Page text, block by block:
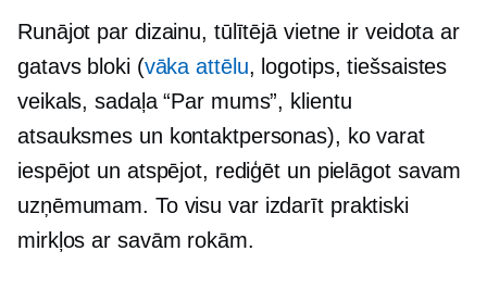
Runājot par dizainu, tūlītējā vietne ir veidota ar
gatavsbloki (vāka attēlu, logotips, tiešsaistes
veikals, sadaļa “Par mums”, klientu
atsauksmes un kontaktpersonas), ko varat
iespējot un atspējot, rediģēt un pielāgot savam
uzņēmumam. To visu var izdarīt praktiski
mirkļos ar savām rokām.